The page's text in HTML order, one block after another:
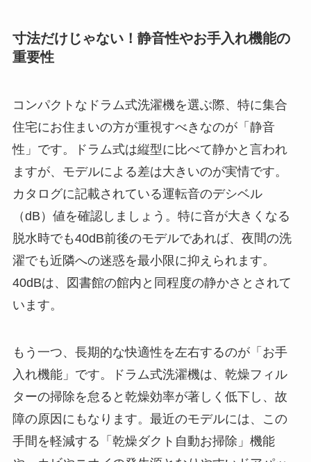
寸法だけじゃない！静音性やお手入れ機能の
重要性
コンパクトなドラム式洗濯機を選ぶ際、特に集合
住宅にお住まいの方が重視すべきなのが「静音
性」です。ドラム式は縦型に比べて静かと言われ
ますが、モデルによる差は大きいのが実情です。
カタログに記載されている運転音のデシベル
（dB）値を確認しましょう。特に音が大きくなる
脱水時でも40dB前後のモデルであれば、夜間の洗
濯でも近隣への迷惑を最小限に抑えられます。
40dBは、図書館の館内と同程度の静かさとされて
います。
もう一つ、長期的な快適性を左右するのが「お手
入れ機能」です。ドラム式洗濯機は、乾燥フィル
ターの掃除を怠ると乾燥効率が著しく低下し、故
障の原因にもなります。最近のモデルには、この
手間を軽減する「乾燥ダクト自動お掃除」機能